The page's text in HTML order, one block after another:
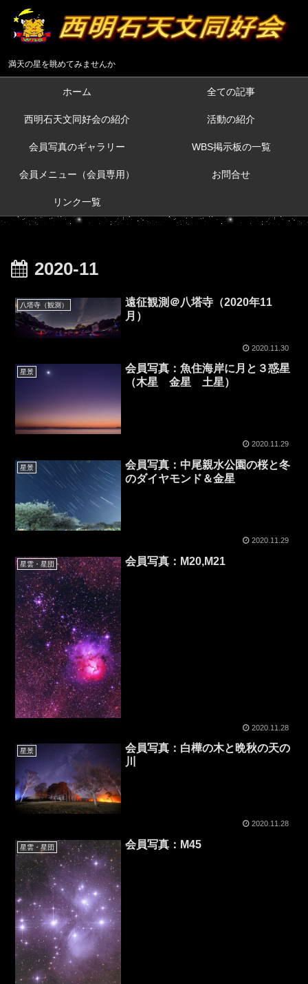
満天の星を眺めてみませんか
ホーム 全ての記事
西明石天文同好会の紹介 活動の紹介
会員写真のギャラリー WBS掲示板の一覧
会員メニュー（会員専用） お問合せ
リンク一覧
2020-11
八塔寺（観測）
遠征観測＠八塔寺（2020年11
月）
2020.11.30
星景
会員写真：魚住海岸に月と３惑星
（木星 金星 土星）
2020.11.29
星景
会員写真：中尾親水公園の桜と冬
のダイヤモンド＆金星
2020.11.29
星雲・星団 会員写真：M20,M21
2020.11.28
星景
会員写真：白樺の木と晩秋の天の
川
2020.11.28
星雲・星団 会員写真：M45